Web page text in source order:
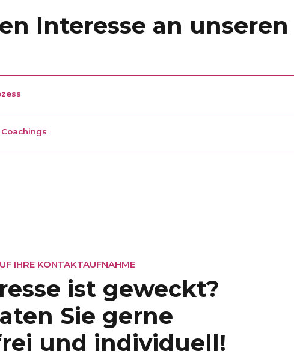
Interesse an
des Arbeitsauftrages
IHRE KONTAKTAUFNAHME
ist geweckt?
Sie gerne
und individuell!